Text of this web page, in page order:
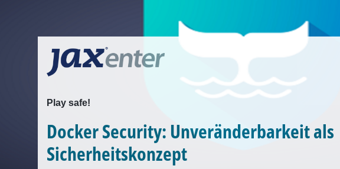
Play safe!
Docker Security: Unveränderbarkeit als
Sicherheitskonzept